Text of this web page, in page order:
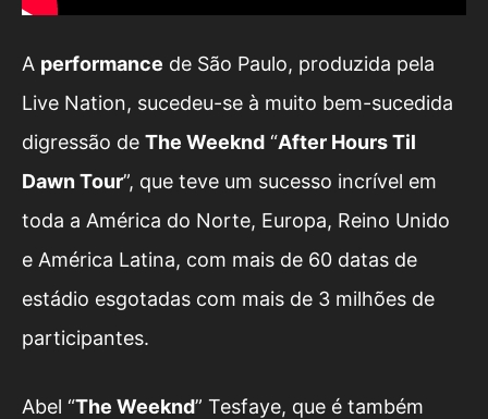
A performance de São Paulo, produzida pela
Live Nation, sucedeu-se à muito bem-sucedida
digressão de The Weeknd “After Hours Til
Dawn Tour”, que teve um sucesso incrível em
toda a América do Norte, Europa, Reino Unido
e América Latina, com mais de 60 datas de
estádio esgotadas com mais de 3 milhões de
participantes.
Abel “The Weeknd” Tesfaye, que é também